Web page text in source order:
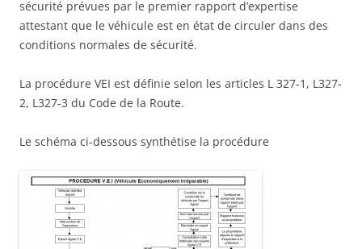
sécurité prévues par le premier rapport d’expertise
attestant que le véhicule est en état de circuler dans des
conditions normales de sécurité.
La procédure VEI est définie selon les articles L 327-1, L327-
2, L327-3 du Code de la Route.
Le schéma ci-dessous synthétise la procédure